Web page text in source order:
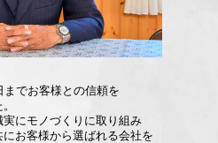
までお客様との信頼を
実にモノづくりに取り組み
にお客様から選ばれる会社を